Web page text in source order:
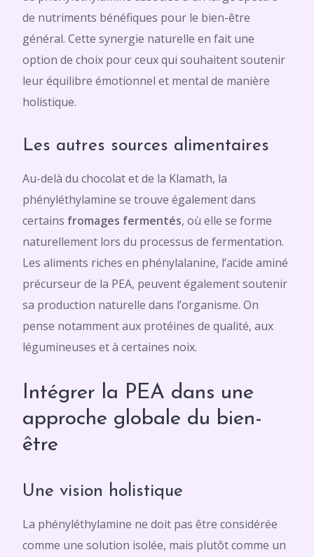
de nutriments bénéfiques pour le bien-être
général. Cette synergie naturelle en fait une
option de choix pour ceux qui souhaitent soutenir
leur équilibre émotionnel et mental de manière
holistique.
Les autres sources alimentaires
Au-delà du chocolat et de la Klamath, la
phényléthylamine se trouve également dans
certains fromages fermentés, où elle se forme
naturellement lors du processus de fermentation.
Les aliments riches en phénylalanine, l’acide aminé
précurseur de la PEA, peuvent également soutenir
sa production naturelle dans l’organisme. On
pense notamment aux protéines de qualité, aux
légumineuses et à certaines noix.
Intégrer la PEA dans une
approche globale du bien-
être
Une vision holistique
La phényléthylamine ne doit pas être considérée
comme une solution isolée, mais plutôt comme un